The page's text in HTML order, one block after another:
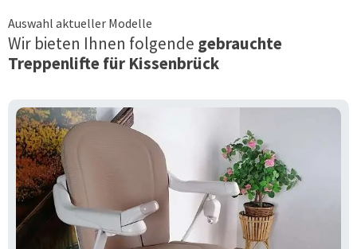
Auswahl aktueller Modelle
Wir bieten Ihnen folgende gebrauchte
Treppenlifte für Kissenbrück